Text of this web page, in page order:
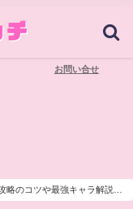
お問い合せ
略のコツや最強キャラ解説！